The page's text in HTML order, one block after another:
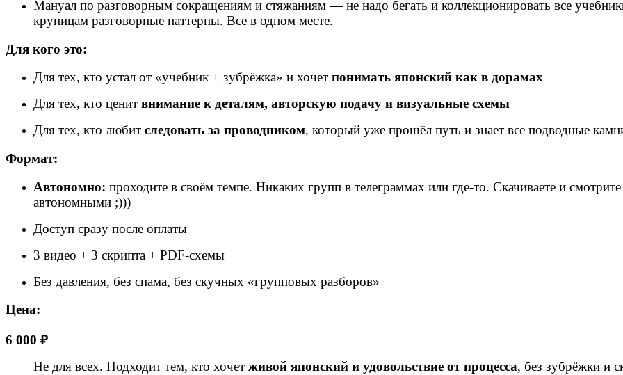
Мануал по разговорным сокращениям и стяжаниям — не надо бегать и коллекционировать все
крупицам разговорные паттерны. Все в одном месте.
Для кого это:
Для тех, кто устал от «учебник + зубрёжка» и хочет понимать японский как в дорамах
Для тех, кто ценит внимание к деталям, авторскую подачу и визуальные схемы
Для тех, кто любит следовать за проводником, который уже прошёл путь и знает все подводные
Формат:
Автономно: проходите в своём темпе. Никаких групп в телеграммах или где-то. Скачиваете и
автономными ;)))
Доступ сразу после оплаты
3 видео + 3 скрипта + PDF-схемы
Без давления, без спама, без скучных «групповых разборов»
Цена:
6 000 ₽
Не для всех. Подходит тем, кто хочет живой японский и удовольствие от процесса, без зубрёжки и